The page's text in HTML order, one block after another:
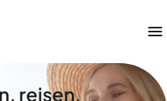
reisen.